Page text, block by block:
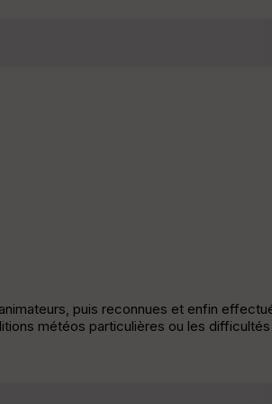
puis reconnues et enfin
météos particulières ou les